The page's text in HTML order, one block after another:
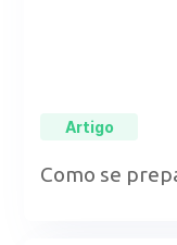
Artigo
Como se